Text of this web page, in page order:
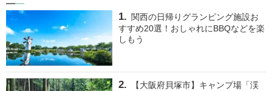
関西の日帰りグランピング施設お
すすめ20選！おしゃれにBBQなどを楽
しもう
【大阪府貝塚市】キャンプ場「渓